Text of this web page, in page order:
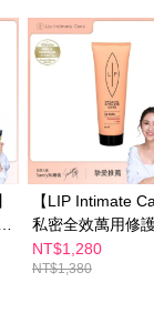
(cth.: produk
yang lebih
pembayaran
pesanan.
boleh sehingga
akan berdasarkan
daripada NT$20.
disediakan oleh NP
pesanan
pesanan
pesanan
【LIP Intimate
私密全效萬用修
50ml Sandy吳姍
愛推薦
NT$1,280
NT$1,380